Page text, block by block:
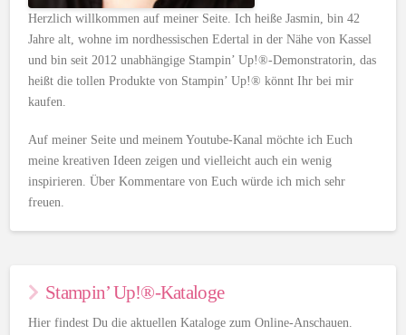
Herzlich willkommen auf meiner Seite. Ich heiße Jasmin, bin 42
Jahre alt, wohne im nordhessischen Edertal in der Nähe von Kassel
und bin seit 2012 unabhängige Stampin’ Up!®-Demonstratorin, das
heißt die tollen Produkte von Stampin’ Up!® könnt Ihr bei mir
kaufen.
Auf meiner Seite und meinem Youtube-Kanal möchte ich Euch
meine kreativen Ideen zeigen und vielleicht auch ein wenig
inspirieren. Über Kommentare von Euch würde ich mich sehr
freuen.
Stampin’ Up!®-Kataloge
Hier findest Du die aktuellen Kataloge zum Online-Anschauen.